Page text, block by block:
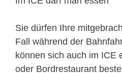
Sie dürfen Ihre
Fall während der
können sich auch im ICE
oder Bordrestaurant